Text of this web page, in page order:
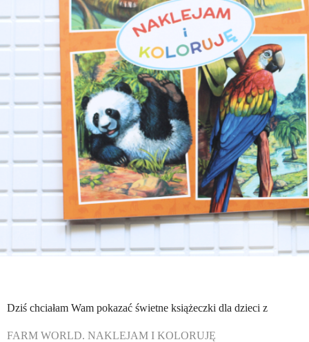
Dziś chciałam Wam pokazać świetne książeczki dla dzieci z
FARM WORLD. NAKLEJAM I KOLORUJĘ